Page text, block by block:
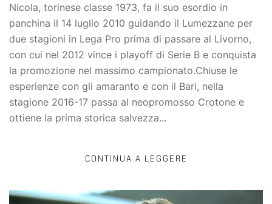
Nicola, torinese classe 1973, fa il suo esordio in
panchina il 14 luglio 2010 guidando il Lumezzane per
due stagioni in Lega Pro prima di passare al Livorno,
con cui nel 2012 vince i playoff di Serie B e conquista
la promozione nel massimo campionato.Chiuse le
esperienze con gli amaranto e con il Bari, nella
stagione 2016-17 passa al neopromosso Crotone e
ottiene la prima storica salvezza...
CONTINUA A LEGGERE